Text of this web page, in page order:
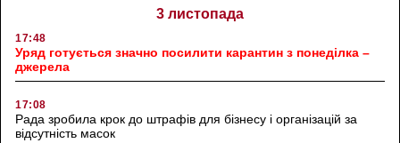
3 листопада
17:48
Уряд готується значно посилити карантин з понеділка –
джерела
17:08
Рада зробила крок до штрафів для бізнесу і організацій за
відсутність масок